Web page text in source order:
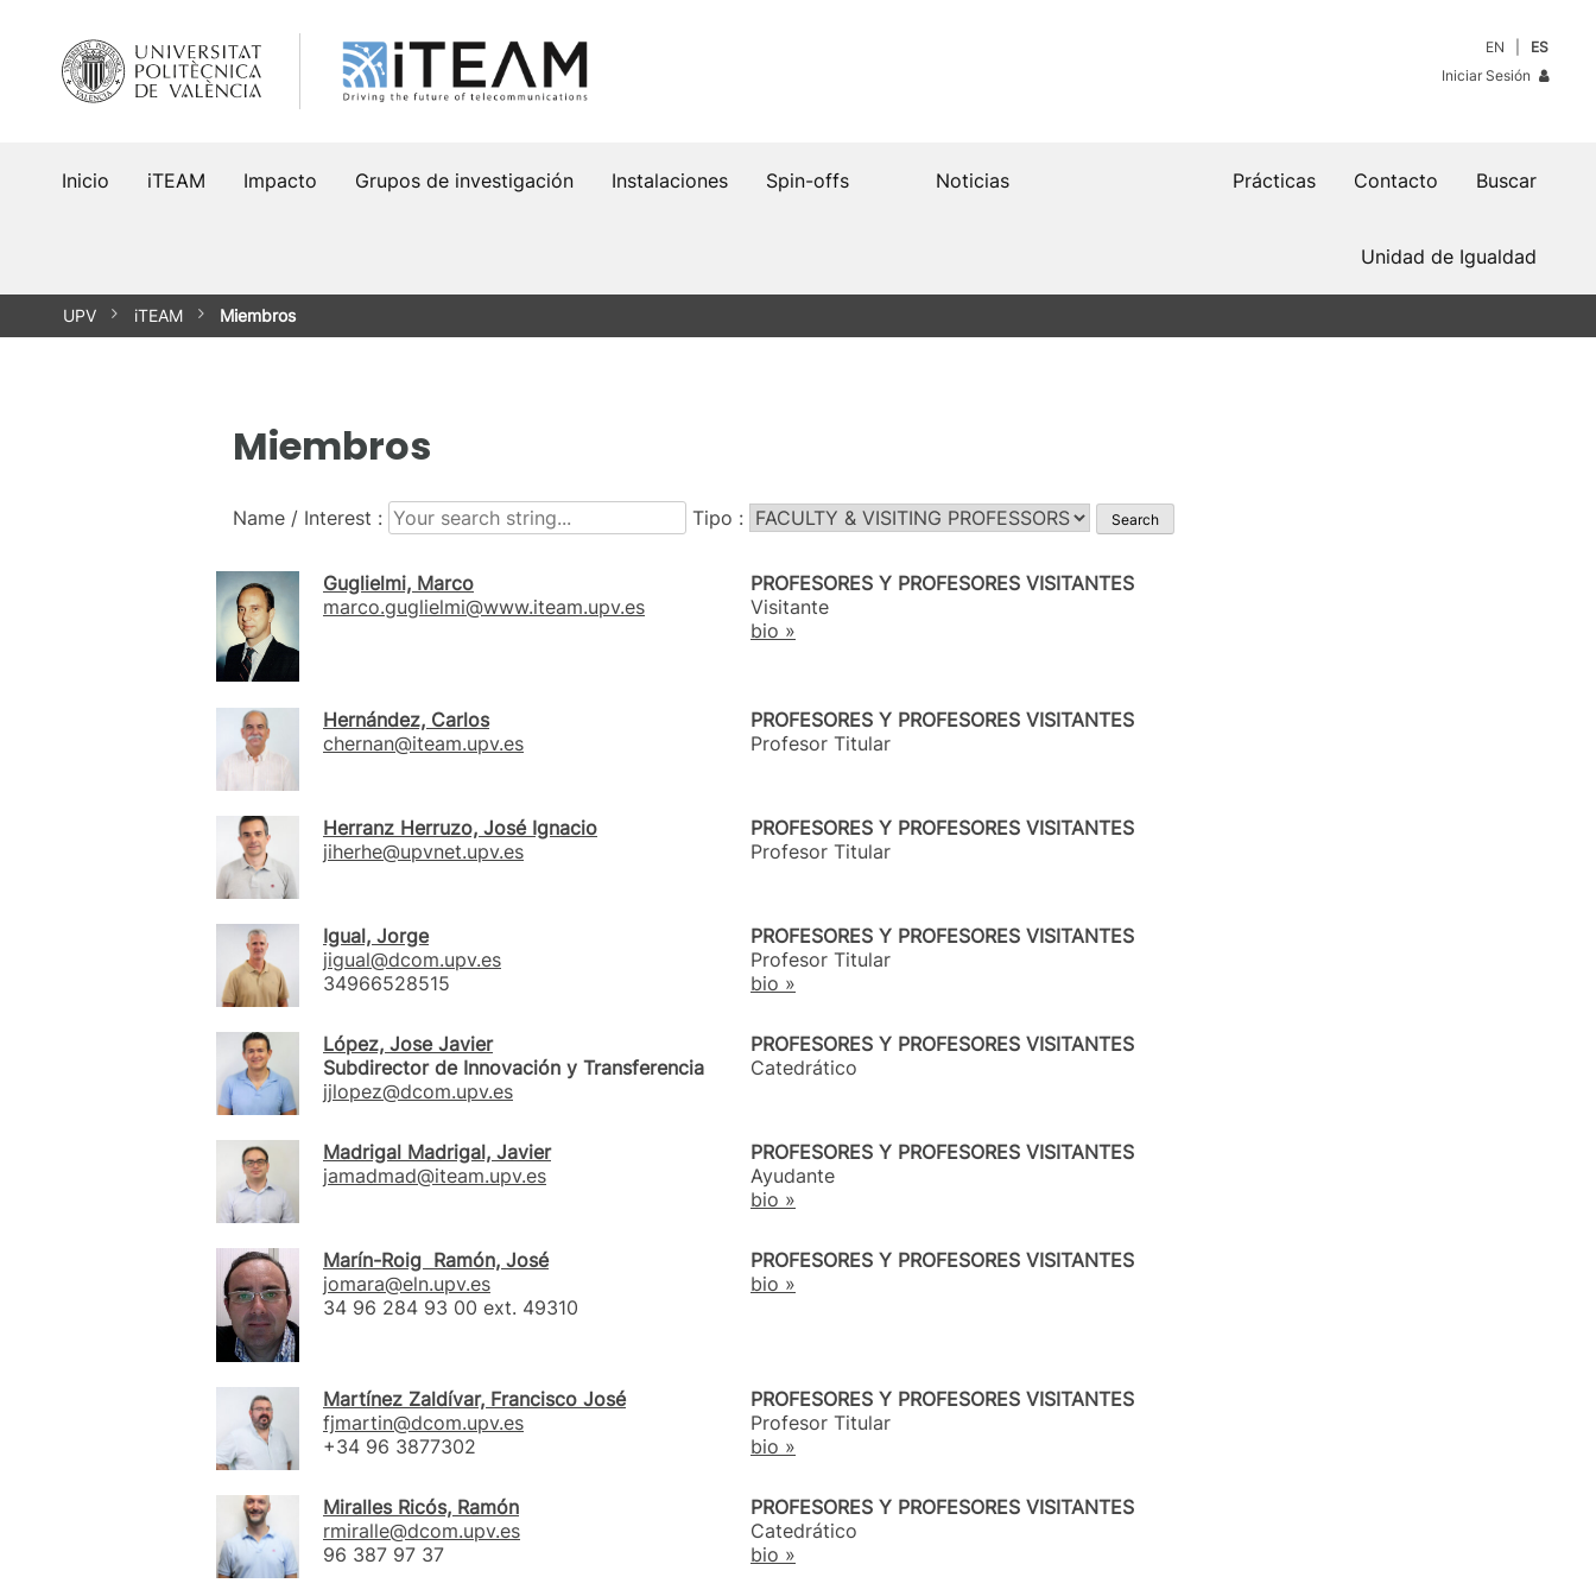
contenido
EN
ES
Iniciar Sesión
Inicio iTEAM Impacto Grupos de investigación Instalaciones Spin-offs Buscar
Contacto
Prácticas
Noticias
Unidad de Igualdad
UPV iTEAM Miembros
Miembros
Name / Interest : Tipo :
Guglielmi, Marco
marco.guglielmi@www.iteam.upv.es
PROFESORES Y PROFESORES VISITANTES
Visitante
bio »
Hernández, Carlos
chernan@iteam.upv.es
PROFESORES Y PROFESORES VISITANTES
Profesor Titular
Herranz Herruzo, José Ignacio
jiherhe@upvnet.upv.es
PROFESORES Y PROFESORES VISITANTES
Profesor Titular
Igual, Jorge
jigual@dcom.upv.es
34966528515
PROFESORES Y PROFESORES VISITANTES
Profesor Titular
bio »
López, Jose Javier
Subdirector de Innovación y Transferencia
jjlopez@dcom.upv.es
PROFESORES Y PROFESORES VISITANTES
Catedrático
Madrigal Madrigal, Javier
jamadmad@iteam.upv.es
PROFESORES Y PROFESORES VISITANTES
Ayudante
bio »
Marín-Roig Ramón, José
jomara@eln.upv.es
34 96 284 93 00 ext. 49310
PROFESORES Y PROFESORES VISITANTES
bio »
Martínez Zaldívar, Francisco José
fjmartin@dcom.upv.es
+34 96 3877302
PROFESORES Y PROFESORES VISITANTES
Profesor Titular
bio »
Miralles Ricós, Ramón
rmiralle@dcom.upv.es
96 387 97 37
PROFESORES Y PROFESORES VISITANTES
Catedrático
bio »